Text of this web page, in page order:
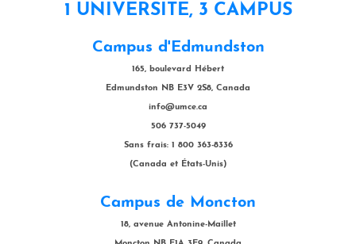
1 UNIVERSITÉ, 3 CAMPUS
Campus d'Edmundston
165, boulevard Hébert
Edmundston NB E3V 2S8, Canada
info@umce.ca
506 737-5049
Sans frais: 1 800 363-8336
(Canada et États-Unis)
Campus de Moncton
18, avenue Antonine-Maillet